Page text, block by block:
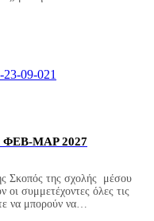
ΦΕΒ-ΜΑΡ 2027
Σκοπός της σχολής μέσου
οι συμμετέχοντες όλες τις
να μπορούν να…